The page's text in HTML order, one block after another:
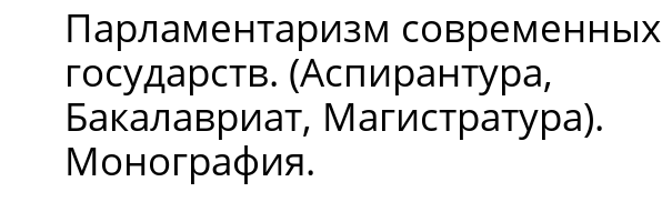
Парламентаризм современных
государств. (Аспирантура,
Бакалавриат, Магистратура).
Монография.